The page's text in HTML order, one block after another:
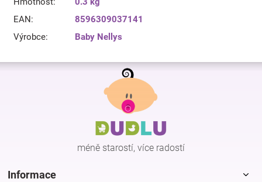
EAN:
8596309037141
Výrobce: Baby Nellys
Z
méně starostí, více radostí
Informace